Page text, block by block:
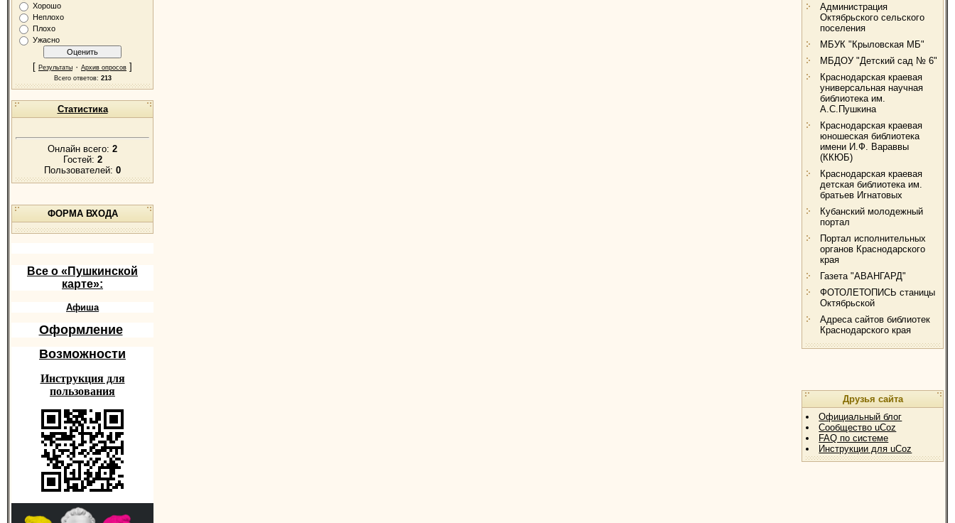
Хорошо
Неплохо
Плохо
Ужасно
[ Результаты · Архив опросов ]
Всего ответов: 213
Статистика
Онлайн всего: 2
Гостей: 2
Пользователей: 0
ФОРМА ВХОДА
Все о «Пушкинской
карте»:
Афиша
Оформление
Возможности
Инструкция для
пользования
Администрация
Октябрьского сельского
поселения
МБУК "Крыловская МБ"
МБДОУ "Детский сад № 6"
Краснодарская краевая
универсальная научная
библиотека им.
А.С.Пушкина
Краснодарская краевая
юношеская библиотека
имени И.Ф. Вараввы
(ККЮБ)
Краснодарская краевая
детская библиотека им.
братьев Игнатовых
Кубанский молодежный
портал
Портал исполнительных
органов Краснодарского
края
Газета "АВАНГАРД"
ФОТОЛЕТОПИСЬ станицы
Октябрьской
Адреса сайтов библиотек
Краснодарского края
Друзья сайта
Официальный блог
Сообщество uCoz
FAQ по системе
Инструкции для uCoz